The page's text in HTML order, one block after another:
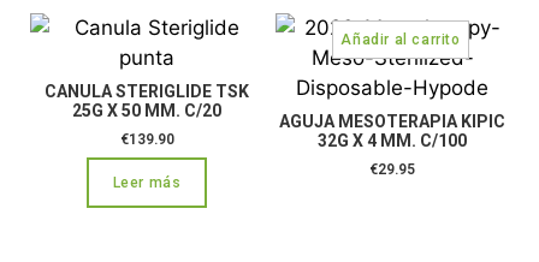
CANULA STERIGLIDE TSK
25G X 50 MM. C/20
€139.90
Leer más
AGUJA MESOTERAPIA KIPIC
32G X 4 MM. C/100
€29.95